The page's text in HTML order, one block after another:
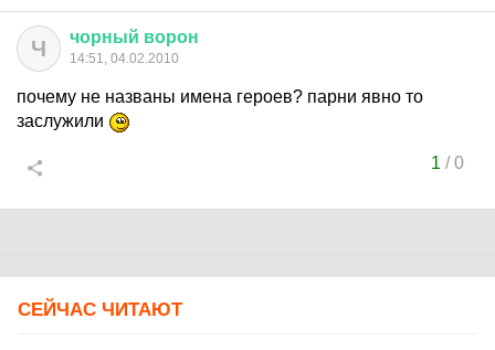
Ч чорный ворон
14:51, 04.02.2010
почему не названы имена героев? парни явно то
заслужили
1 /0
СЕЙЧАС ЧИТАЮТ